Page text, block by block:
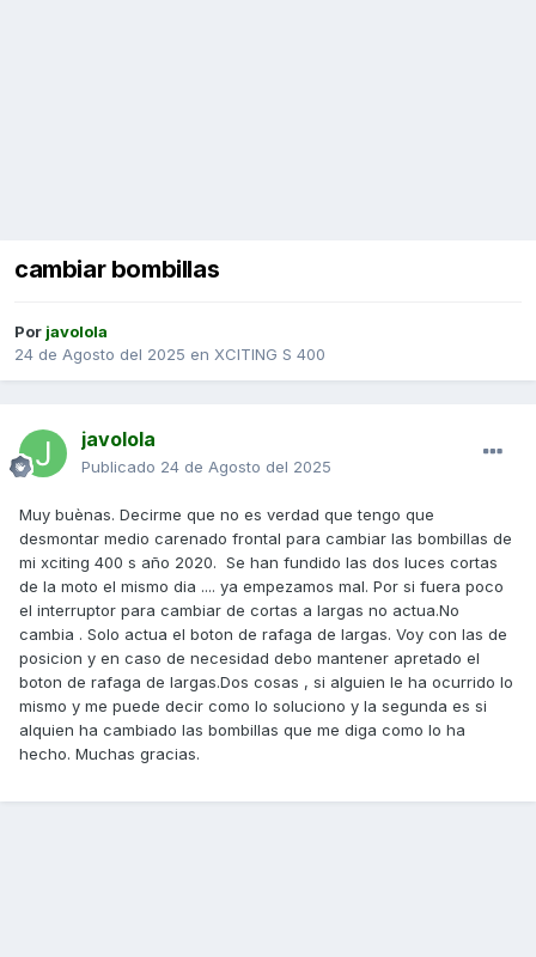
cambiar bombillas
Por javolola
24 de Agosto del 2025 en XCITING S 400
javolola
Publicado 24 de Agosto del 2025
Muy buènas. Decirme que no es verdad que tengo que
desmontar medio carenado frontal para cambiar las bombillas de
mi xciting 400 s año 2020. Se han fundido las dos luces cortas
de la moto el mismo dia .... ya empezamos mal. Por si fuera poco
el interruptor para cambiar de cortas a largas no actua.No
cambia . Solo actua el boton de rafaga de largas. Voy con las de
posicion y en caso de necesidad debo mantener apretado el
boton de rafaga de largas.Dos cosas , si alguien le ha ocurrido lo
mismo y me puede decir como lo soluciono y la segunda es si
alquien ha cambiado las bombillas que me diga como lo ha
hecho. Muchas gracias.